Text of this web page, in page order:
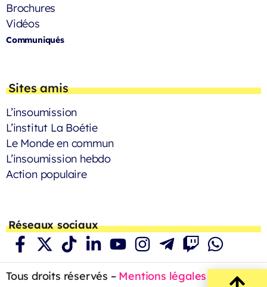
Brochures
Vidéos
Communiqués
Sites amis
L’insoumission
L’institut La Boétie
Le Monde en commun
L’insoumission hebdo
Action populaire
Réseaux sociaux
Tous droits réservés – Mentions légales – 2023